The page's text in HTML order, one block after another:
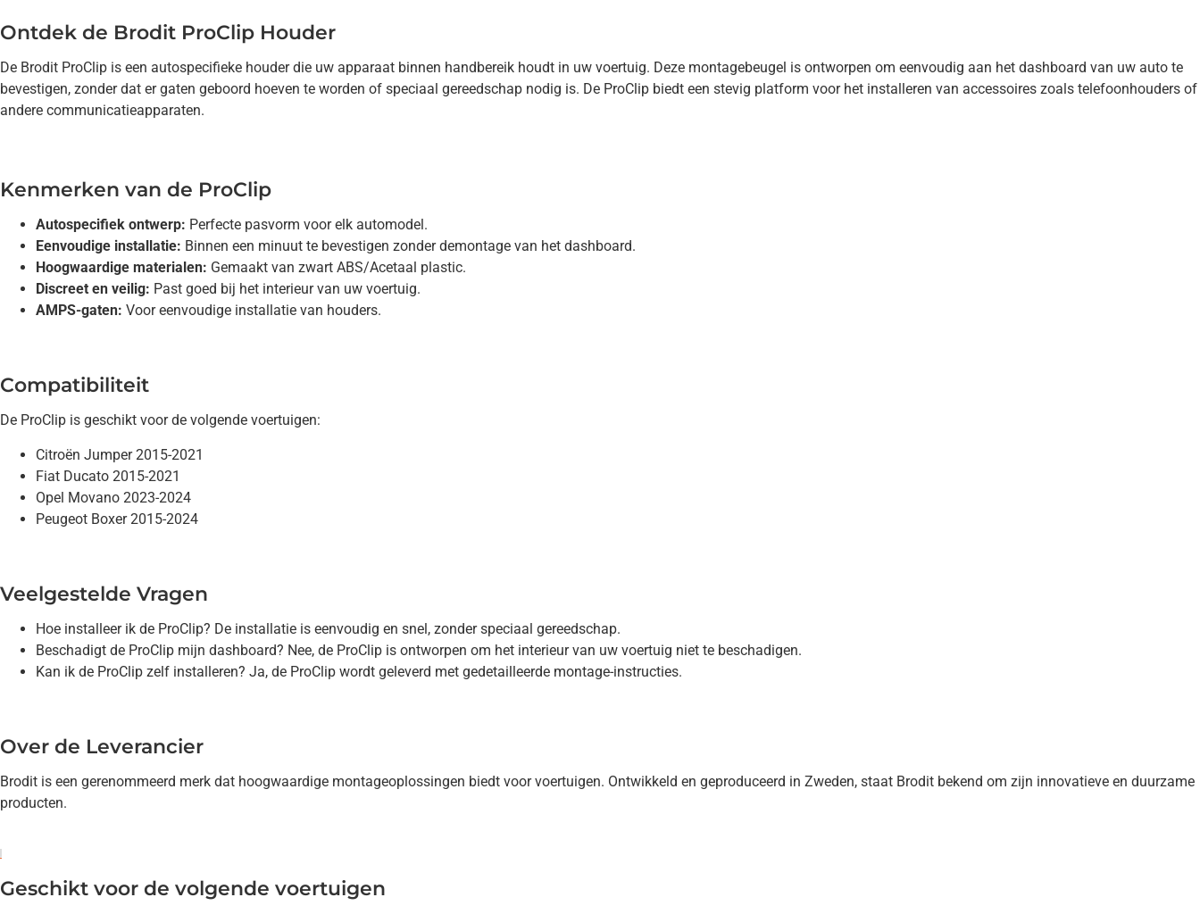
Ontdek de Brodit ProClip Houder
De Brodit ProClip is een autospecifieke houder die uw apparaat binnen handbereik houdt in uw voertuig. Deze montagebeugel is ontworpen om eenvoudig aan het dashboard van uw auto te
bevestigen, zonder dat er gaten geboord hoeven te worden of speciaal gereedschap nodig is. De ProClip biedt een stevig platform voor het installeren van accessoires zoals telefoonhouders of
andere communicatieapparaten.
Kenmerken van de ProClip
Autospecifiek ontwerp: Perfecte pasvorm voor elk automodel.
Eenvoudige installatie: Binnen een minuut te bevestigen zonder demontage van het dashboard.
Hoogwaardige materialen: Gemaakt van zwart ABS/Acetaal plastic.
Discreet en veilig: Past goed bij het interieur van uw voertuig.
AMPS-gaten: Voor eenvoudige installatie van houders.
Compatibiliteit
De ProClip is geschikt voor de volgende voertuigen:
Citroën Jumper 2015-2021
Fiat Ducato 2015-2021
Opel Movano 2023-2024
Peugeot Boxer 2015-2024
Veelgestelde Vragen
Hoe installeer ik de ProClip? De installatie is eenvoudig en snel, zonder speciaal gereedschap.
Beschadigt de ProClip mijn dashboard? Nee, de ProClip is ontworpen om het interieur van uw voertuig niet te beschadigen.
Kan ik de ProClip zelf installeren? Ja, de ProClip wordt geleverd met gedetailleerde montage-instructies.
Over de Leverancier
Brodit is een gerenommeerd merk dat hoogwaardige montageoplossingen biedt voor voertuigen. Ontwikkeld en geproduceerd in Zweden, staat Brodit bekend om zijn innovatieve en duurzame
producten.
Geschikt voor de volgende voertuigen